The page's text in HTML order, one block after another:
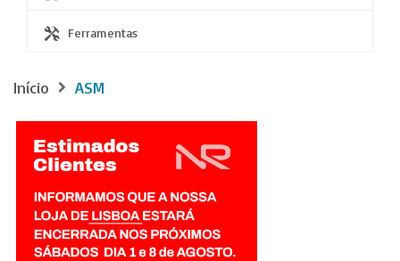
Ferramentas
Início ASM